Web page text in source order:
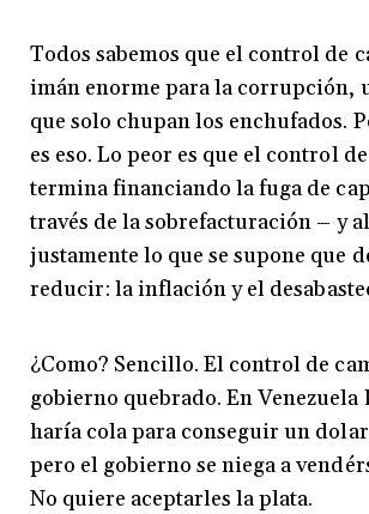
Todos sabemos que el control de
imán enorme para la corrupción,
que solo chupan los enchufados.
es eso. Lo peor es que el control
termina financiando la fuga de
través de la sobrefacturación – y
justamente lo que se supone que
reducir: la inflación y el
¿Como? Sencillo. El control de
gobierno quebrado. En Venezuela
haría cola para conseguir un
pero el gobierno se niega a
No quiere aceptarles la plata.